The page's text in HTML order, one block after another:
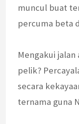
muncul buat
percuma beta
Mengakui
pelik?
secara
ternama guna